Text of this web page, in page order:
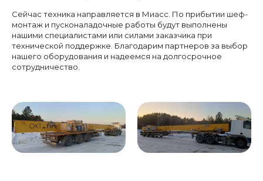
Сейчас техника направляется в Миасс. По прибытии шеф-
монтаж и пусконаладочные работы будут выполнены
нашими специалистами или силами заказчика при
технической поддержке. Благодарим партнеров за выбор
нашего оборудования и надеемся на долгосрочное
сотрудничество.
ОСТАВИТЬ ЗАЯВКУ
предложения?
Мы рады и всегда на связи! Пишите на
почтуinfo@kranpm.ru